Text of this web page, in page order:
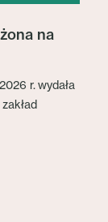
na
r. wydała